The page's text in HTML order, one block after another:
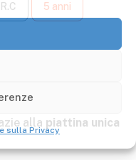
sulla Privacy
5 anni
alla piattina unica